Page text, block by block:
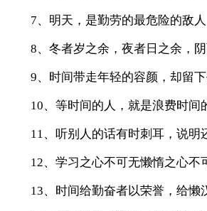
7、明天，是勤劳的最危险的敌人
8、冬者岁之余，夜者日之余，阴
9、时间带走年轻的容颜，却留下
10、等时间的人，就是浪费时间
11、听别人的话有时刺耳，说明
12、学习之心不可无懒惰之心不
13、时间给勤奋者以荣誉，给懒